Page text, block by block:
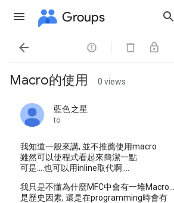
Groups
 
Macro的使用 0 views
藍色之星
unread,
to
我知道一般來講, 並不推薦使用macro
雖然可以使程式看起來簡潔一點
可是....也可以用inline取代啊....
我只是不懂為什麼MFC中會有一堆Macro.....
是歷史因素, 還是在programming時會有